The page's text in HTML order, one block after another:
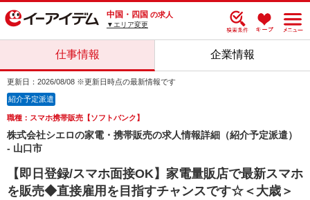
中国・四国 の求人
▼エリア変更
仕事情報 企業情報
更新日：2026/08/08 ※更新日時点の最新情報です
紹介予定派遣
職種：スマホ携帯販売【ソフトバンク】
株式会社シエロの家電・携帯販売の求人情報詳細（紹介予定派遣）
- 山口市
【即日登録/スマホ面接OK】家電量販店で最新スマホ
を販売◆直接雇用を目指すチャンスです☆＜大歳＞